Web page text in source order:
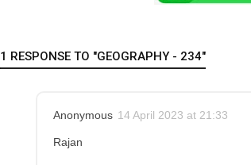
1 RESPONSE TO "GEOGRAPHY - 234"
Anonymous 14 April 2023 at 21:33
Rajan